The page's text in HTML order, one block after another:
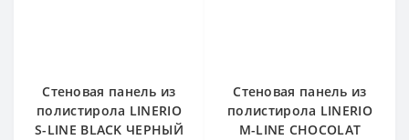
Стеновая панель из
полистирола LINERIO
S-LINE BLACK ЧЕРНЫЙ
Стеновая панель из
полистирола LINERIO
M-LINE CHOCOLAT